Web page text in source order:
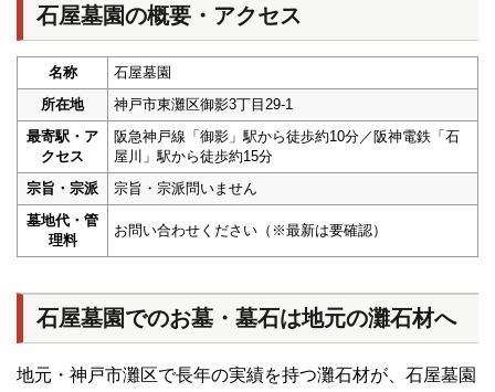
石屋墓園の概要・アクセス
名称
石屋墓園
所在地
神戸市東灘区御影3丁目29-1
最寄駅・ア
クセス
阪急神戸線「御影」駅から徒歩約10分／阪神電鉄「石
屋川」駅から徒歩約15分
宗旨・宗派
宗旨・宗派問いません
墓地代・管
理料
お問い合わせください（※最新は要確認）
石屋墓園でのお墓・墓石は地元の灘石材へ
地元・神戸市灘区で長年の実績を持つ灘石材が、石屋墓園